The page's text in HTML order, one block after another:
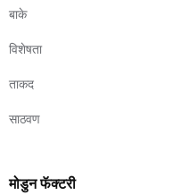
बाके
विशेषता
ताकद
साठवण
मोडुन फॅक्टरी